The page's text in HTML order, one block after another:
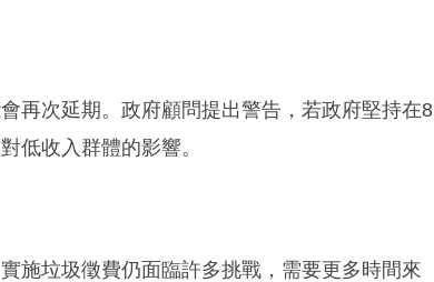
再次延期。政府顧問提出警告，若政府堅持在8
低收入群體的影響。
施垃圾徵費仍面臨許多挑戰，需要更多時間來